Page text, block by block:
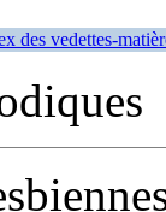
des vedettes-